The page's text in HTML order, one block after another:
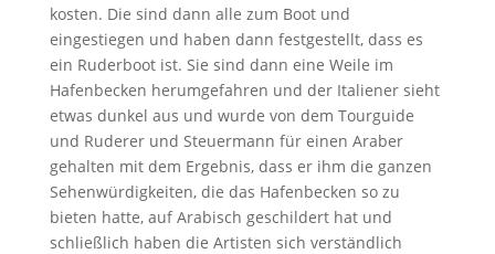
kosten. Die sind dann alle zum Boot und
eingestiegen und haben dann festgestellt, dass es
ein Ruderboot ist. Sie sind dann eine Weile im
Hafenbecken herumgefahren und der Italiener sieht
etwas dunkel aus und wurde von dem Tourguide
und Ruderer und Steuermann für einen Araber
gehalten mit dem Ergebnis, dass er ihm die ganzen
Sehenwürdigkeiten, die das Hafenbecken so zu
bieten hatte, auf Arabisch geschildert hat und
schließlich haben die Artisten sich verständlich